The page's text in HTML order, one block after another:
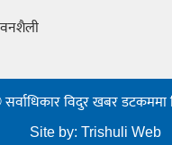
विदुर खबर डटकममा
Site by:Trishuli Web